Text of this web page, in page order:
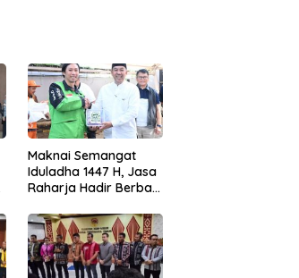
Maknai Semangat
Iduladha 1447 H, Jasa
Raharja Hadir Berbagi
melalui Penyaluran
Paket Daging Kurban